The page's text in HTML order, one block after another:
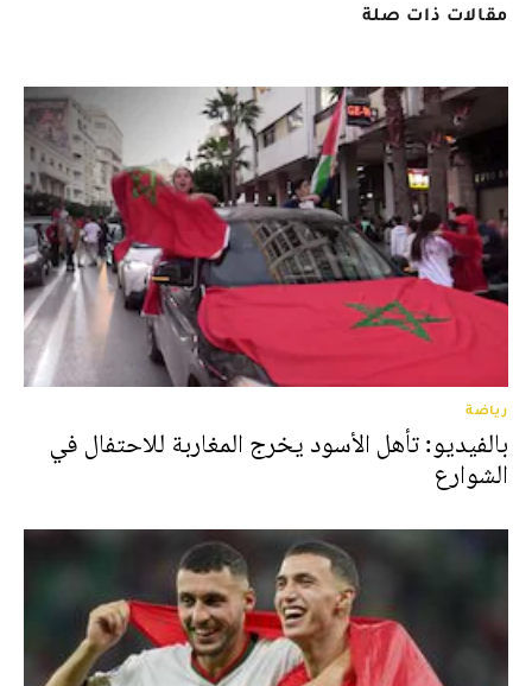
مقالات ذات صلة
رياضة
بالفيديو: تأهل الأسود يخرج المغاربة للاحتفال في
الشوارع